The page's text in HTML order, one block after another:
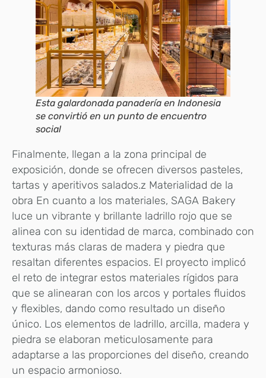
Esta galardonada panadería en Indonesia
se convirtió en un punto de encuentro
social
Finalmente, llegan a la zona principal de
exposición, donde se ofrecen diversos pasteles,
tartas y aperitivos salados.z Materialidad de la
obra En cuanto a los materiales, SAGA Bakery
luce un vibrante y brillante ladrillo rojo que se
alinea con su identidad de marca, combinado con
texturas más claras de madera y piedra que
resaltan diferentes espacios. El proyecto implicó
el reto de integrar estos materiales rígidos para
que se alinearan con los arcos y portales fluidos
y flexibles, dando como resultado un diseño
único. Los elementos de ladrillo, arcilla, madera y
piedra se elaboran meticulosamente para
adaptarse a las proporciones del diseño, creando
un espacio armonioso.